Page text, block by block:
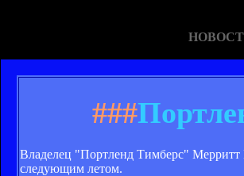
###
Владелец "Портленд Тимберс" Мерритт
следующим летом.